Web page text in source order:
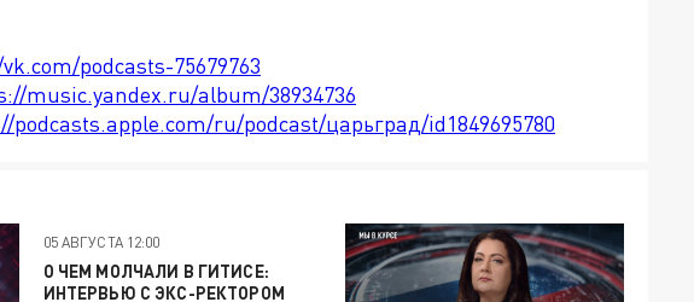
podcasts-75679763
music.yandex.ru/album/38934736
podcasts.apple.com/ru/podcast/царьград/id1849695780
05 АВГУСТА 12:00
О ЧЕМ МОЛЧАЛИ В ГИТИСЕ:
ИНТЕРВЬЮ С ЭКС-РЕКТОРОМ